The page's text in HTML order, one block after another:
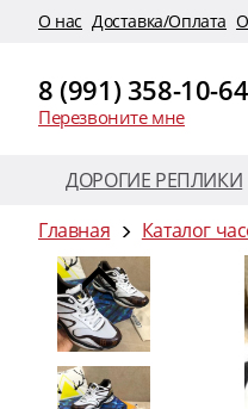
O нас Доставка/Оплата
8 (991) 358-10-64
Перезвоните мне
ДОРОГИЕ РЕПЛИКИ
Главная
Каталог